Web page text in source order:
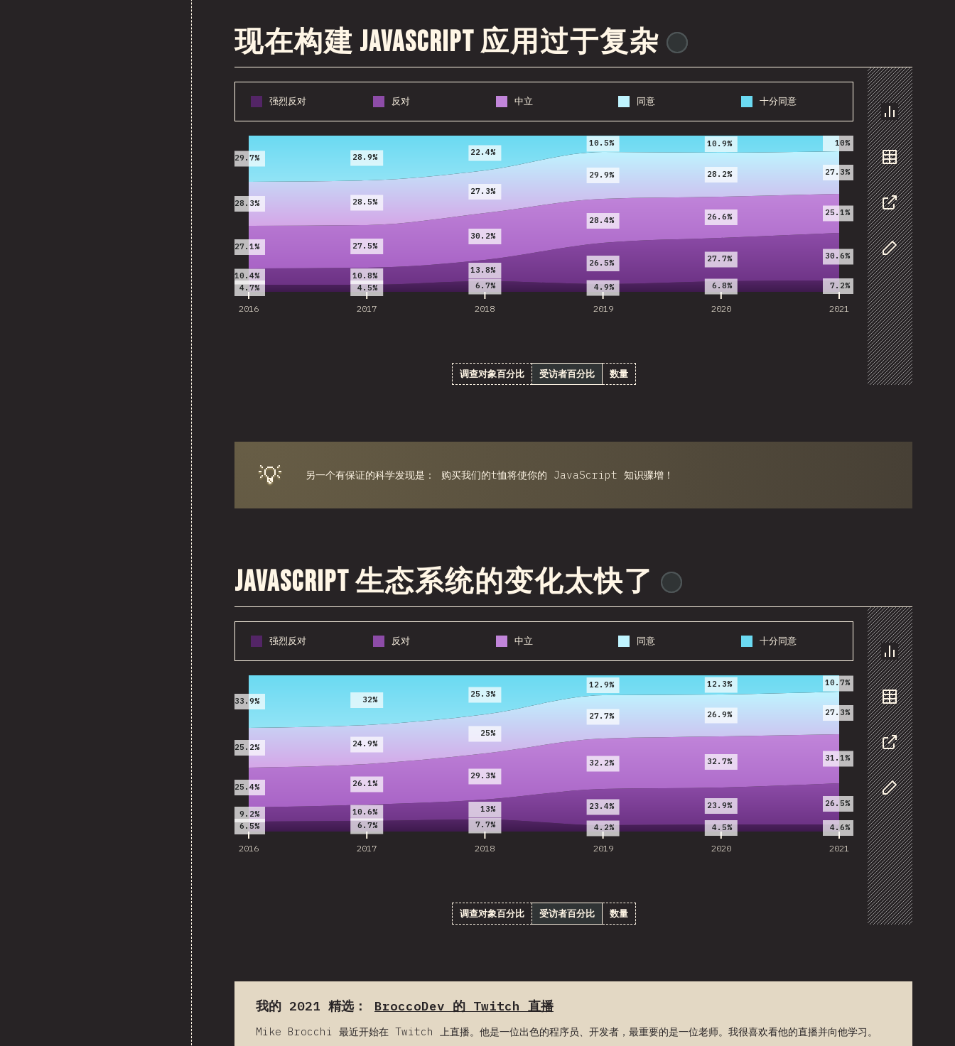
现在构建 JavaScript 应用过于复杂
图表
数据
分享
自定义数据
强烈反对 反对 中立 同意 十分同意
2016 2017 2018 2019 2020 2021
2016 2017 2018 2019 2020 2021
4.7% 4.5% 6.7% 4.9% 6.8% 7.2%
10.4% 10.8%
13.8%
26.5% 27.7% 30.6%
27.1% 27.5%
30.2%
28.4% 26.6% 25.1%
28.3% 28.5%
27.3%
29.9% 28.2% 27.3%
29.7% 28.9% 22.4%
10.5% 10.9% 10%
调查对象百分比 受访者百分比 数量
💡 另一个有保证的科学发现是： 购买我们的t恤将使你的 JavaScript 知识骤增！
JavaScript 生态系统的变化太快了
图表
数据
分享
自定义数据
强烈反对 反对 中立 同意 十分同意
2016 2017 2018 2019 2020 2021
2016 2017 2018 2019 2020 2021
6.5% 6.7% 7.7% 4.2% 4.5% 4.6%
9.2% 10.6% 13% 23.4% 23.9% 26.5%
25.4% 26.1%
29.3%
32.2% 32.7% 31.1%
25.2% 24.9%
25%
27.7% 26.9% 27.3%
33.9% 32%
25.3%
12.9% 12.3% 10.7%
调查对象百分比 受访者百分比 数量
我的 2021 精选： BroccoDev 的 Twitch 直播
Mike Brocchi 最近开始在 Twitch 上直播。他是一位出色的程序员、开发者，最重要的是一位老师。我很喜欢看他的直播并向他学习。